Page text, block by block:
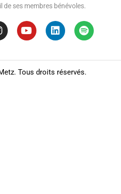
de ses membres bénévoles.
Tous droits réservés.